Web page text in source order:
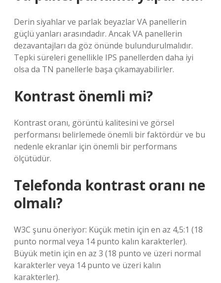
Derin siyahlar ve parlak beyazlar VA panellerin
güçlü yanları arasındadır. Ancak VA panellerin
dezavantajları da göz önünde bulundurulmalıdır.
Tepki süreleri genellikle IPS panellerden daha iyi
olsa da TN panellerle başa çıkamayabilirler.
Kontrast önemli mi?
Kontrast oranı, görüntü kalitesini ve görsel
performansı belirlemede önemli bir faktördür ve bu
nedenle ekranlar için önemli bir performans
ölçütüdür.
Telefonda kontrast oranı ne
olmalı?
W3C şunu öneriyor: Küçük metin için en az 4,5:1 (18
punto normal veya 14 punto kalın karakterler).
Büyük metin için en az 3 (18 punto ve üzeri normal
karakterler veya 14 punto ve üzeri kalın
karakterler).